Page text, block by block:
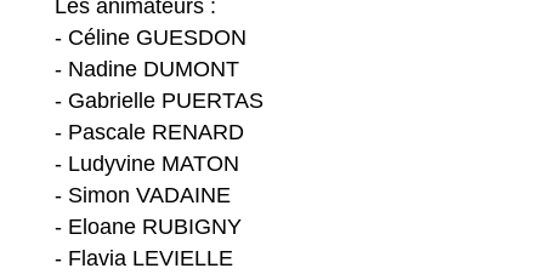
Les animateurs :
- Céline GUESDON
- Nadine DUMONT
- Gabrielle PUERTAS
- Pascale RENARD
- Ludyvine MATON
- Simon VADAINE
- Eloane RUBIGNY
- Flavia LEVIELLE